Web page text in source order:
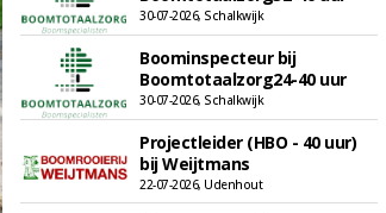
30-07-2026, Schalkwijk
Boominspecteur bij
Boomtotaalzorg24-40 uur
30-07-2026, Schalkwijk
Projectleider (HBO - 40 uur)
bij Weijtmans
22-07-2026, Udenhout